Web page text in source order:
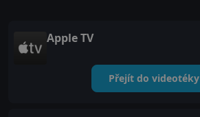
Apple TV
Přejít do videotéky